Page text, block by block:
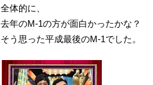
全体的に、
去年のM-1の方が面白かったかな？
そう思った平成最後のM-1でした。